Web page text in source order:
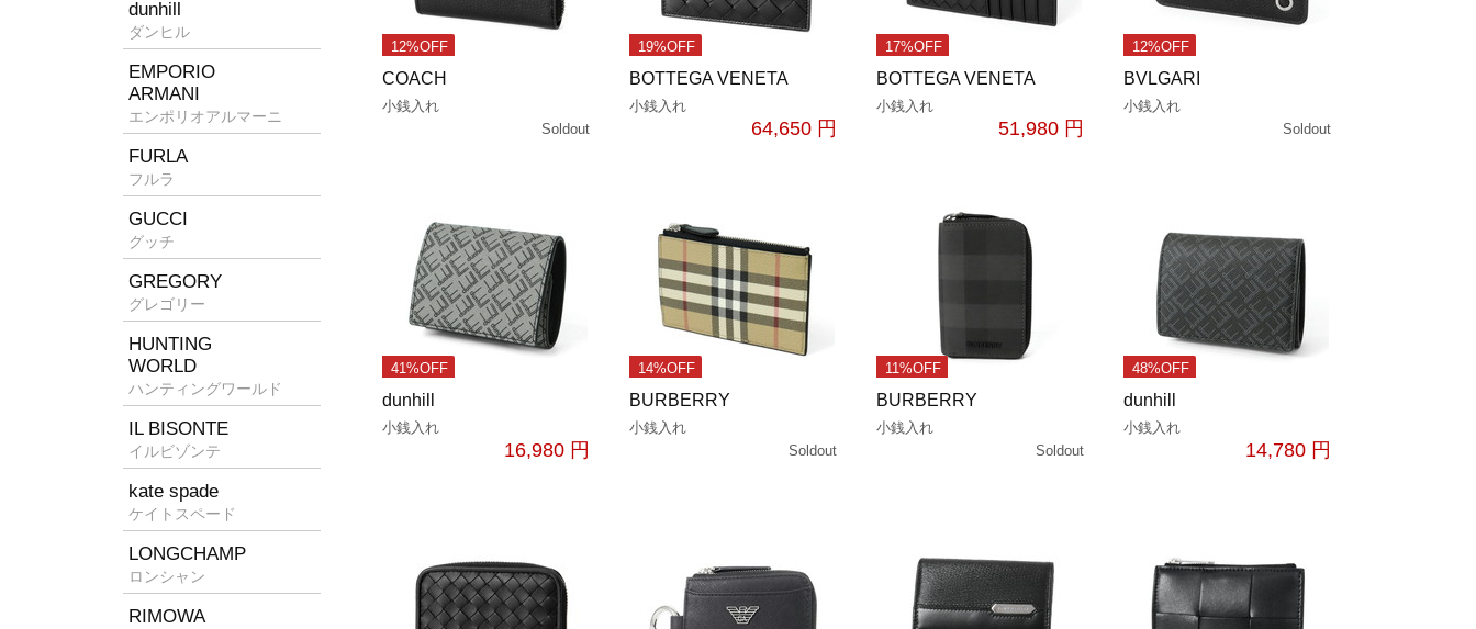
12%OFF
COACH
小銭入れ
Soldout
19%OFF
BOTTEGA VENETA
小銭入れ
64,650 円
17%OFF
BOTTEGA VENETA
小銭入れ
51,980 円
12%OFF
BVLGARI
小銭入れ
Soldout
41%OFF
dunhill
小銭入れ
16,980 円
14%OFF
BURBERRY
小銭入れ
Soldout
11%OFF
BURBERRY
小銭入れ
Soldout
48%OFF
dunhill
小銭入れ
14,780 円
dunhill
ダンヒル
EMPORIO
ARMANI
エンポリオアルマーニ
FURLA
フルラ
GUCCI
グッチ
GREGORY
グレゴリー
HUNTING
WORLD
ハンティングワールド
IL BISONTE
イルビゾンテ
kate spade
ケイトスペード
LONGCHAMP
ロンシャン
RIMOWA